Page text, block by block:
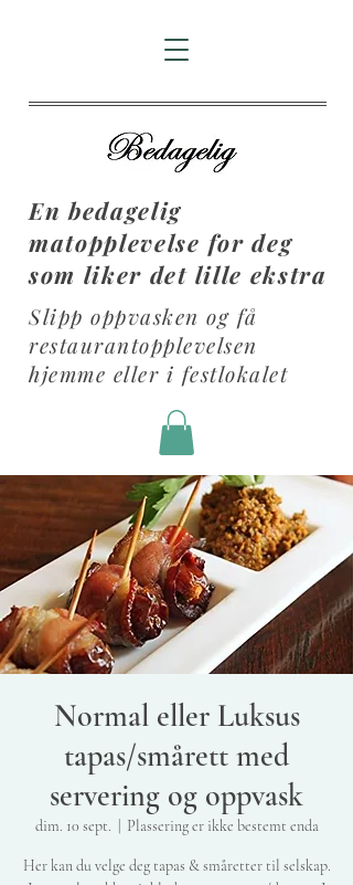
En bedagelig
matopplevelse for deg
som liker det lille ekstra
Slipp oppvasken og få
restaurantopplevelsen
hjemme eller i festlokalet
Normal eller Luksus
tapas/smårett med
servering og oppvask
dim. 10 sept. Plassering er ikke bestemt enda
Her kan du velge deg tapas & småretter til selskap.